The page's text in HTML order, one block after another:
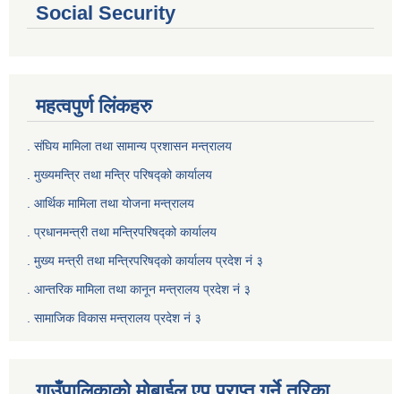
Social Security
महत्वपुर्ण लिंकहरु
. संघिय मामिला तथा सामान्य प्रशासन मन्त्रालय
. मुख्यमन्त्रि तथा मन्त्रि परिषद्को कार्यालय
. आर्थिक मामिला तथा योजना मन्त्रालय
. प्रधानमन्त्री तथा मन्त्रिपरिषद्को कार्यालय
मुख्य मन्त्री तथा मन्त्रिपरिषद्को कार्यालय प्रदेश नं ३
आन्तरिक मामिला तथा कानून मन्त्रालय प्रदेश नं ३
सामाजिक विकास मन्त्रालय प्रदेश नं ३